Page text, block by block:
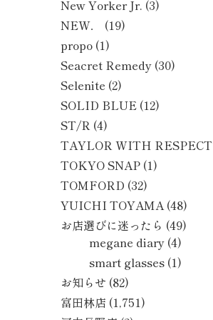
New Yorker Jr. (3)
NEW．
(19)
propo (1)
Seacret Remedy (30)
Selenite (2)
SOLID BLUE (12)
ST/R (4)
TAYLOR WITH RESPECT
TOKYO SNAP (1)
TOMFORD (32)
YUICHI TOYAMA(48)
お店選びに迷ったら (49)
megane diary (4)
smart glasses (1)
お知らせ (82)
富田林店 (1,751)